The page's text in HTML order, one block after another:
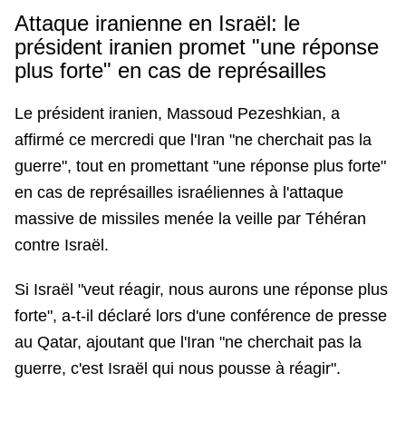
d
e
o
Attaque iranienne en Israël: le
président iranien promet "une réponse
plus forte" en cas de représailles
Le président iranien, Massoud Pezeshkian, a
affirmé ce mercredi que l'Iran "ne cherchait pas la
guerre", tout en promettant "une réponse plus forte"
en cas de représailles israéliennes à l'attaque
massive de missiles menée la veille par Téhéran
contre Israël.
Si Israël "veut réagir, nous aurons une réponse plus
forte", a-t-il déclaré lors d'une conférence de presse
au Qatar, ajoutant que l'Iran "ne cherchait pas la
guerre, c'est Israël qui nous pousse à réagir".